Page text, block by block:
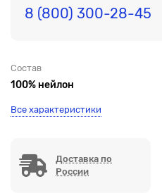
8 (800) 300-28-45
Состав
100% нейлон
Все характеристики
Доставка по
России